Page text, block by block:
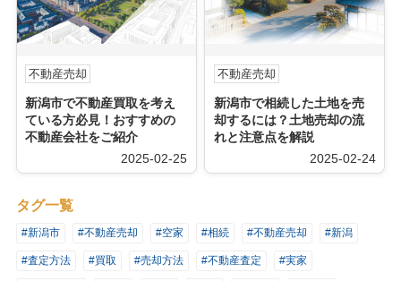
不動産売却
新潟市で不動産買取を考え
ている方必見！おすすめの
不動産会社をご紹介
2025-02-25
不動産売却
新潟市で相続した土地を売
却するには？土地売却の流
れと注意点を解説
2025-02-24
タグ一覧
#新潟市 #不動産売却 #空家 #相続 #不動産売却 #新潟
#査定方法 #買取 #売却方法 #不動産査定 #実家